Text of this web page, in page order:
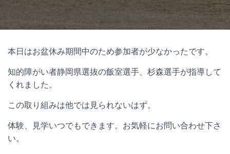
替
え
本日はお盆休み期間中のため参加者が少なかったです。
知的障がい者静岡県選抜の飯室選手、杉森選手が指導して
くれました。
この取り組みは他では見られないはず。
体験、見学いつでもできます。お気軽にお問い合わせ下さ
い。